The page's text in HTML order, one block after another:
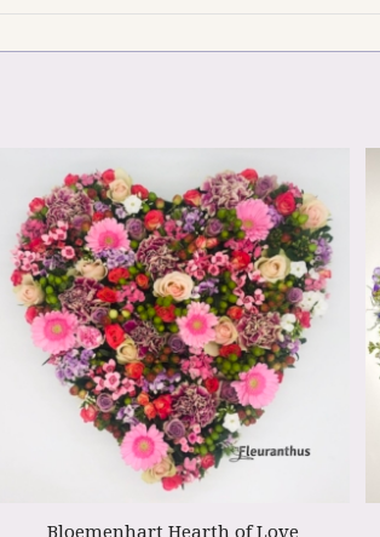
Bloemenhart Hearth of Love